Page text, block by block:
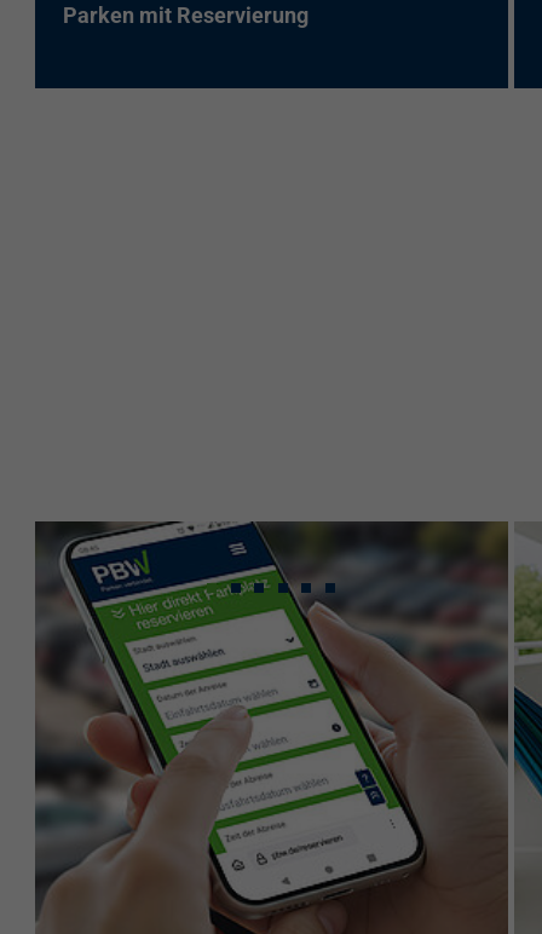
Parken mit Reservierung
Gebündeltes Know-
how für maximale
Leistung.